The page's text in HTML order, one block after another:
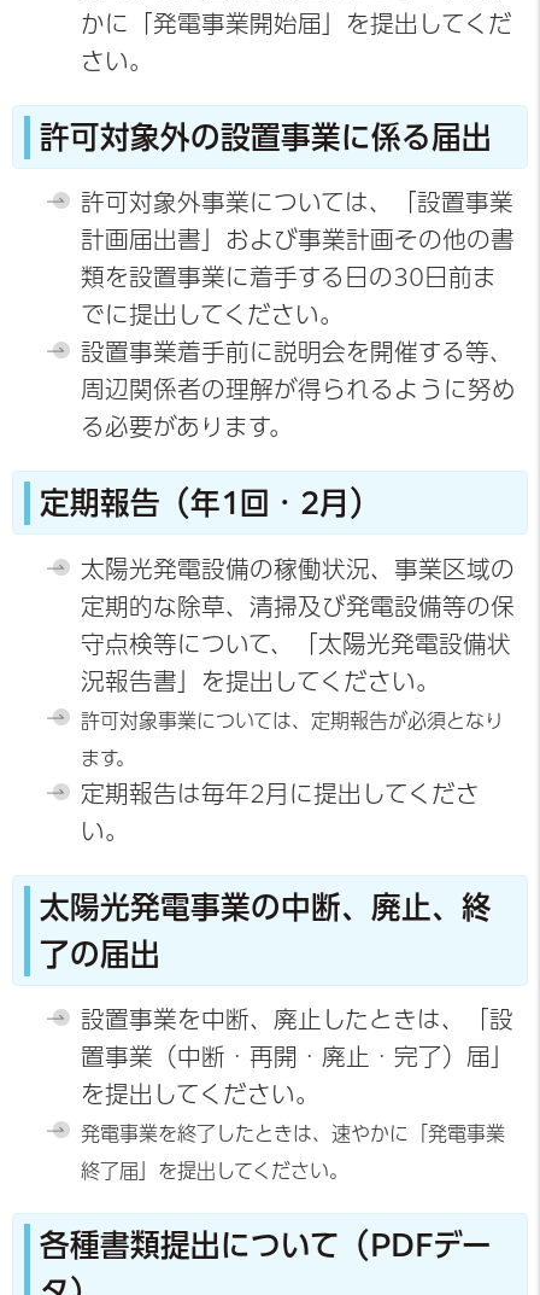
かに「発電事業開始届」を提出してくだ
さい。
許可対象外の設置事業に係る届出
許可対象外事業については、「設置事業
計画届出書」および事業計画その他の書
類を設置事業に着手する日の30日前ま
でに提出してください。
設置事業着手前に説明会を開催する等、
周辺関係者の理解が得られるように努め
る必要があります。
定期報告（年1回・2月）
太陽光発電設備の稼働状況、事業区域の
定期的な除草、清掃及び発電設備等の保
守点検等について、「太陽光発電設備状
況報告書」を提出してください。
許可対象事業については、定期報告が必須となり
ます。
定期報告は毎年2月に提出してくださ
い。
太陽光発電事業の中断、廃止、終
了の届出
設置事業を中断、廃止したときは、「設
置事業（中断・再開・廃止・完了）届」
を提出してください。
発電事業を終了したときは、速やかに「発電事業
終了届」を提出してください。
各種書類提出について（PDFデー